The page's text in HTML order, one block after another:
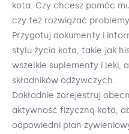
kota. Czy chcesz pomóc
czy też rozwiązać
Przygotuj dokumenty i
stylu życia kota, takie jak
wszelkie suplementy i leki,
składników odżywczych.
Dokładnie zarejestruj
aktywność fizyczną kota,
odpowiedni plan